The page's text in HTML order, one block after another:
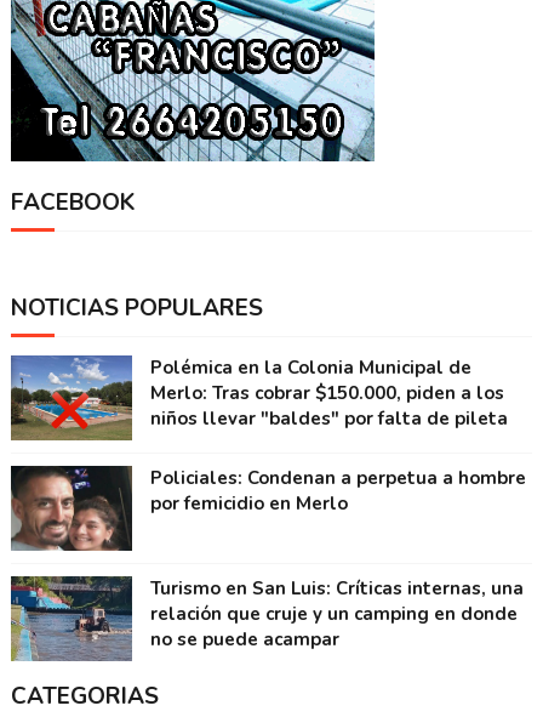
FACEBOOK
NOTICIAS POPULARES
Polémica en la Colonia Municipal de
Merlo: Tras cobrar $150.000, piden a los
niños llevar "baldes" por falta de pileta
Policiales: Condenan a perpetua a hombre
por femicidio en Merlo
Turismo en San Luis: Críticas internas, una
relación que cruje y un camping en donde
no se puede acampar
CATEGORIAS